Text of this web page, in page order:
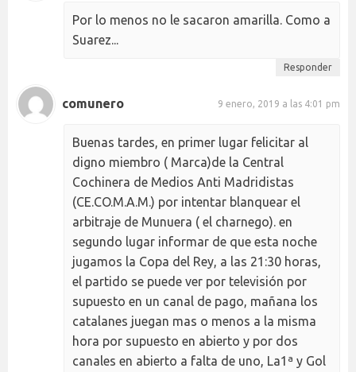
Por lo menos no le sacaron amarilla. Como a
Suarez...
Responder
comunero 9 enero, 2019 a las 4:01 pm
Buenas tardes, en primer lugar felicitar al
digno miembro ( Marca)de la Central
Cochinera de Medios Anti Madridistas
(CE.CO.M.A.M.) por intentar blanquear el
arbitraje de Munuera ( el charnego). en
segundo lugar informar de que esta noche
jugamos la Copa del Rey, a las 21:30 horas,
el partido se puede ver por televisión por
supuesto en un canal de pago, mañana los
catalanes juegan mas o menos a la misma
hora por supuesto en abierto y por dos
canales en abierto a falta de uno, La1ª y Gol